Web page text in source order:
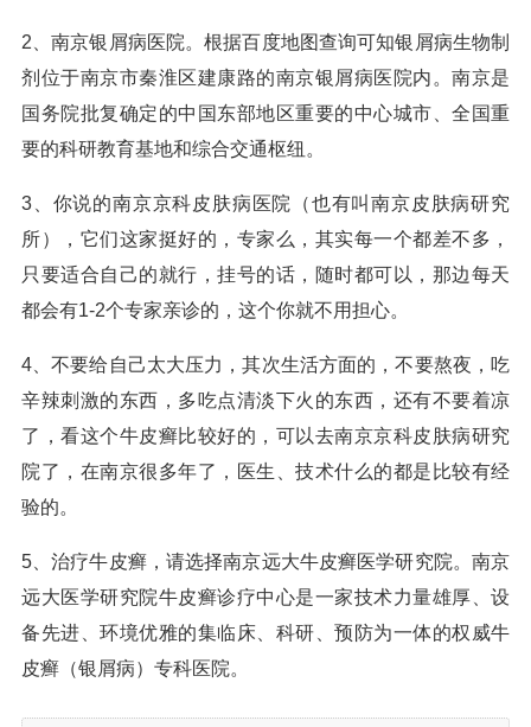
2、南京银屑病医院。根据百度地图查询可知银屑病生物制
剂位于南京市秦淮区建康路的南京银屑病医院内。南京是
国务院批复确定的中国东部地区重要的中心城市、全国重
要的科研教育基地和综合交通枢纽。
3、你说的南京京科皮肤病医院（也有叫南京皮肤病研究
所），它们这家挺好的，专家么，其实每一个都差不多，
只要适合自己的就行，挂号的话，随时都可以，那边每天
都会有1-2个专家亲诊的，这个你就不用担心。
4、不要给自己太大压力，其次生活方面的，不要熬夜，吃
辛辣刺激的东西，多吃点清淡下火的东西，还有不要着凉
了，看这个牛皮癣比较好的，可以去南京京科皮肤病研究
院了，在南京很多年了，医生、技术什么的都是比较有经
验的。
5、治疗牛皮癣，请选择南京远大牛皮癣医学研究院。南京
远大医学研究院牛皮癣诊疗中心是一家技术力量雄厚、设
备先进、环境优雅的集临床、科研、预防为一体的权威牛
皮癣（银屑病）专科医院。